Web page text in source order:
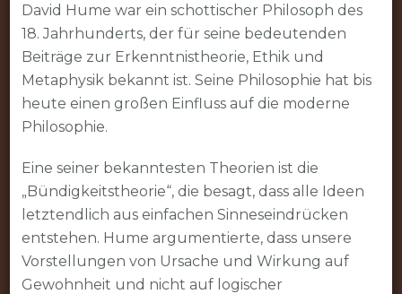
Blick
auf
seine
bedeutenden
Ideen
David Hume war ein schottischer Philosoph des
18. Jahrhunderts, der für seine bedeutenden
Beiträge zur Erkenntnistheorie, Ethik und
Metaphysik bekannt ist. Seine Philosophie hat bis
heute einen großen Einfluss auf die moderne
Philosophie.
Eine seiner bekanntesten Theorien ist die
„Bündigkeitstheorie“, die besagt, dass alle Ideen
letztendlich aus einfachen Sinneseindrücken
entstehen. Hume argumentierte, dass unsere
Vorstellungen von Ursache und Wirkung auf
Gewohnheit und nicht auf logischer